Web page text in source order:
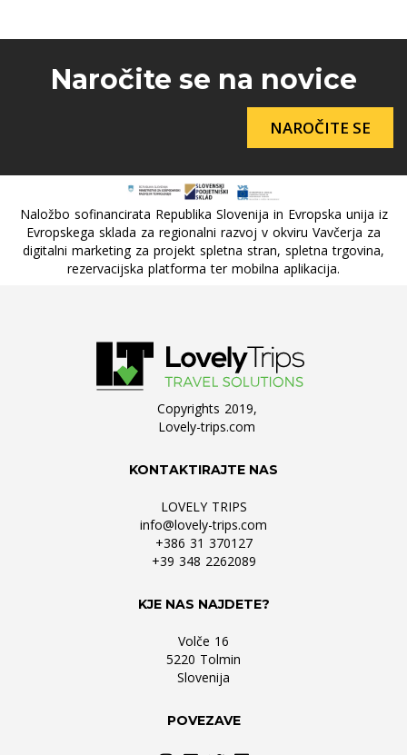
Naročite se na novice
NAROČITE SE
Naložbo sofinancirata Republika Slovenija in Evropska unija iz
Evropskega sklada za regionalni razvoj v okviru Vavčerja za
digitalni marketing za projekt spletna stran, spletna trgovina,
rezervacijska platforma ter mobilna aplikacija.
Copyrights 2019,
Lovely-trips.com
KONTAKTIRAJTE NAS
LOVELY TRIPS
info@lovely-trips.com
+386 31 370127
+39 348 2262089
KJE NAS NAJDETE?
Volče 16
5220 Tolmin
Slovenija
POVEZAVE